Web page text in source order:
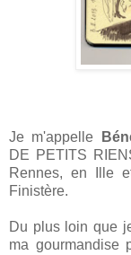
Je m'appelle
DE PETITS
Rennes, en Ille
Finistère.
Du plus loin que
ma gourmandise